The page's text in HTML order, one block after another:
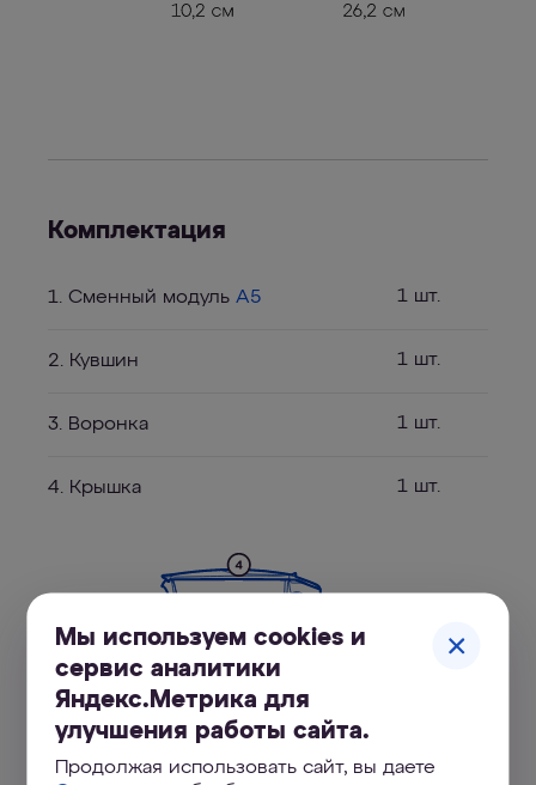
Комплектация
1. Сменный модуль A5 1 шт.
2. Кувшин 1 шт.
3. Воронка 1 шт.
4. Крышка 1 шт.
Мы используем cookies и
сервис аналитики
Яндекс.Метрика для
улучшения работы сайта.
Продолжая использовать сайт, вы даете